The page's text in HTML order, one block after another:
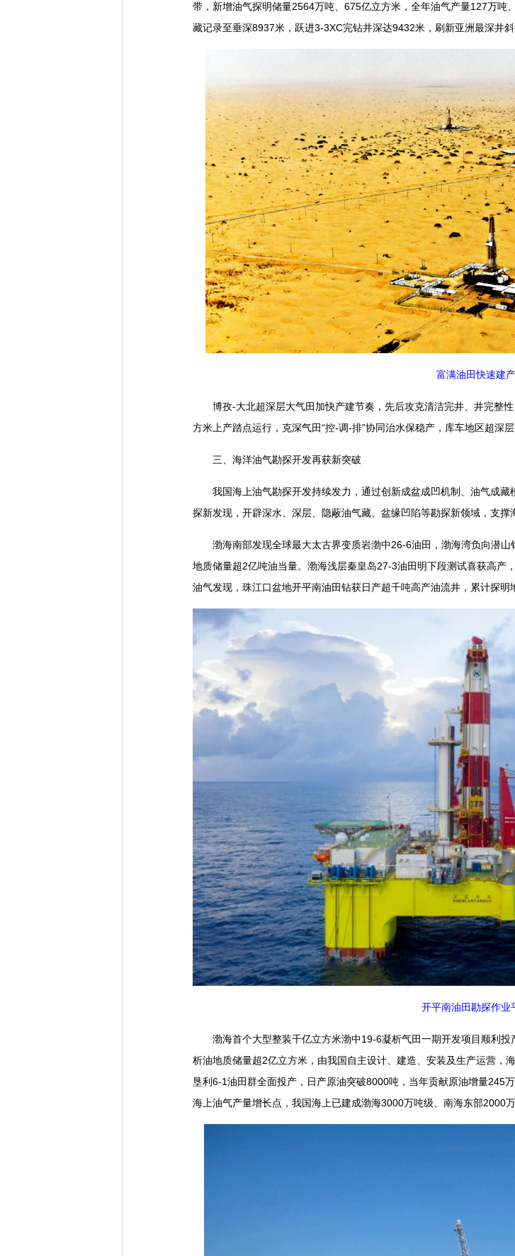
带，新增油气探明储量2564万吨、675亿立方米，全年油气产量127万吨
藏记录至垂深8937米，跃进3-3XC完钻井深达9432米，刷新亚洲最深井
富满油田快速建产
博孜-大北超深层大气田加快产建节奏，先后攻克清洁完井、井完整性
方米上产踏点运行，克深气田“控-调-排”协同治水保稳产，库车地区超深
三、海洋油气勘探开发再获新突破
我国海上油气勘探开发持续发力，通过创新成盆成凹机制、油气成藏
探新发现，开辟深水、深层、隐蔽油气藏、盆缘凹陷等勘探新领域，支撑
渤海南部发现全球最大太古界变质岩渤中26-6油田，渤海湾负向潜山
地质储量超2亿吨油当量。渤海浅层秦皇岛27-3油田明下段测试喜获高产
油气发现，珠江口盆地开平南油田钻获日产超千吨高产油流井，累计探明
开平南油田勘探作业
渤海首个大型整装千亿立方米渤中19-6凝析气田一期开发项目顺利投
析油地质储量超2亿立方米，由我国自主设计、建造、安装及生产运营，
垦利6-1油田群全面投产，日产原油突破8000吨，当年贡献原油增量245
海上油气产量增长点，我国海上已建成渤海3000万吨级、南海东部2000